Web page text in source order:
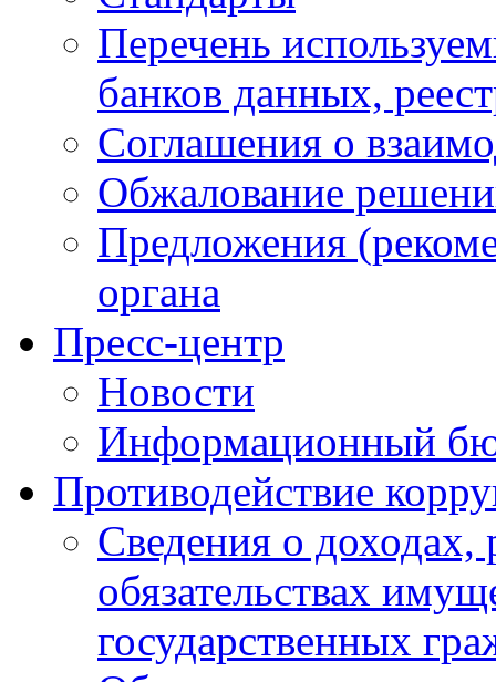
Перечень
банков данных,
Соглашения о
Обжалование
Предложения
органа
Пресс-центр
Новости
Информационный
Противодействие
Сведения о доходах,
обязательствах
государственных